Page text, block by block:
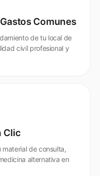
Comunes
de tu local de
civil profesional y
Clic
de consulta,
alternativa en